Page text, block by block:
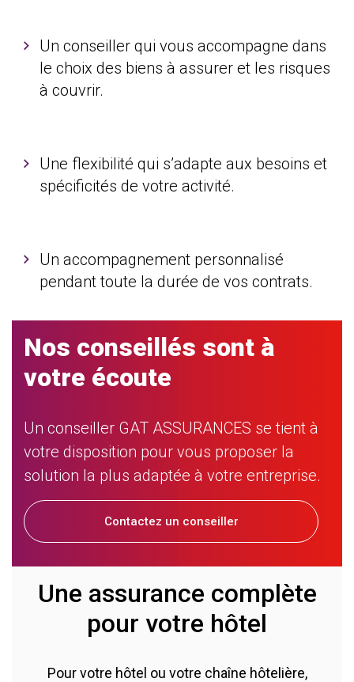
Un conseiller qui vous accompagne dans
le choix des biens à assurer et les risques
à couvrir.
Une flexibilité qui s’adapte aux besoins et
spécificités de votre activité.
Un accompagnement personnalisé
pendant toute la durée de vos contrats.
Nos conseillés sont à
votre écoute
Un conseiller GAT ASSURANCES se tient à
votre disposition pour vous proposer la
solution la plus adaptée à votre entreprise.
Contactez un conseiller
Une assurance complète
pour votre hôtel
Pour votre hôtel ou votre chaîne hôtelière,